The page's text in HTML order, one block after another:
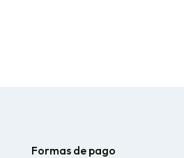
Formas de pago